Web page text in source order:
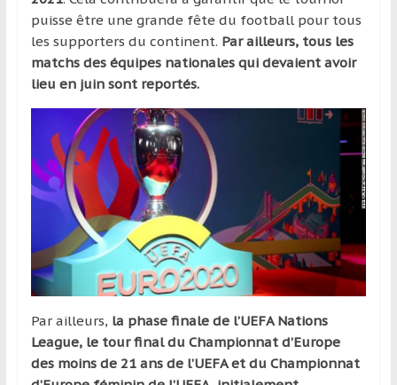
puisse être une grande fête du football pour tous
les supporters du continent. Par ailleurs, tous les
matchs des équipes nationales qui devaient avoir
lieu en juin sont reportés.
Par ailleurs, la phase finale de l’UEFA Nations
League, le tour final du Championnat d’Europe
des moins de 21 ans de l’UEFA et du Championnat